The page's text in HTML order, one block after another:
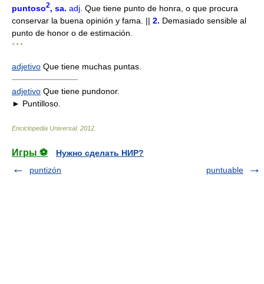
puntoso2, sa. adj. Que tiene punto de honra, o que procura
conservar la buena opinión y fama. || 2. Demasiado sensible al
punto de honor o de estimación.
* * *
adjetivo Que tiene muchas puntas.
————————
adjetivo Que tiene pundonor.
► Puntilloso.
Enciclopedia Universal. 2012
Игры ⚽
Нужно сделать НИР?
puntizón
puntuable